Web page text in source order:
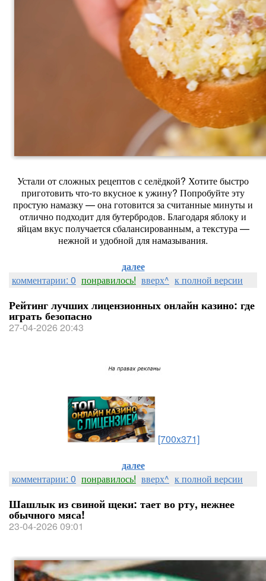
Устали от сложных рецептов с селёдкой? Хотите быстро
приготовить что‑то вкусное к ужину? Попробуйте эту
простую намазку — она готовится за считанные минуты и
отлично подходит для бутербродов. Благодаря яблоку и
яйцам вкус получается сбалансированным, а текстура —
нежной и удобной для намазывания.
далее
комментарии: 0 понравилось! вверх^ к полной версии
Рейтинг лучших лицензионных онлайн казино: где
играть безопасно
27-04-2026 20:43
[700x371]
далее
комментарии: 0 понравилось! вверх^ к полной версии
Шашлык из свиной щеки: тает во рту, нежнее
обычного мяса!
23-04-2026 09:01